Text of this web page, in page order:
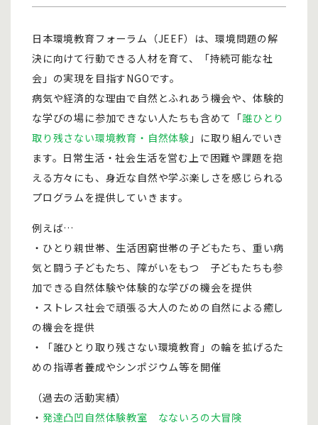
日本環境教育フォーラム（JEEF）は、環境問題の解
決に向けて行動できる人材を育て、「持続可能な社
会」の実現を目指すNGOです。
病気や経済的な理由で自然とふれあう機会や、体験的
な学びの場に参加できない人たちも含めて「誰ひとり
取り残さない環境教育・自然体験 」に取り組んでいき
ます。日常生活・社会生活を営む上で困難や課題を抱
える方々にも、身近な自然や学ぶ楽しさを感じられる
プログラムを提供していきます。
例えば…
・ひとり親世帯、生活困窮世帯の子どもたち、重い病
気と闘う子どもたち、障がいをもつ 子どもたちも参
加できる自然体験や体験的な学びの機会を提供
・ストレス社会で頑張る大人のための自然による癒し
の機会を提供
・「誰ひとり取り残さない環境教育」の輪を拡げるた
めの指導者養成やシンポジウム等を開催
（過去の活動実績）
・ 発達凸凹自然体験教室 なないろの大冒険